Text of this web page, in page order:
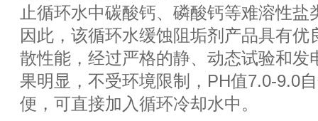
止循环水中碳酸钙、磷酸钙等难溶性
因此，该循环水缓蚀阻垢剂产品具有优
散性能，经过严格的静、动态试验和发
果明显，不受环境限制，PH值7.0-9.0
便，可直接加入循环冷却水中。